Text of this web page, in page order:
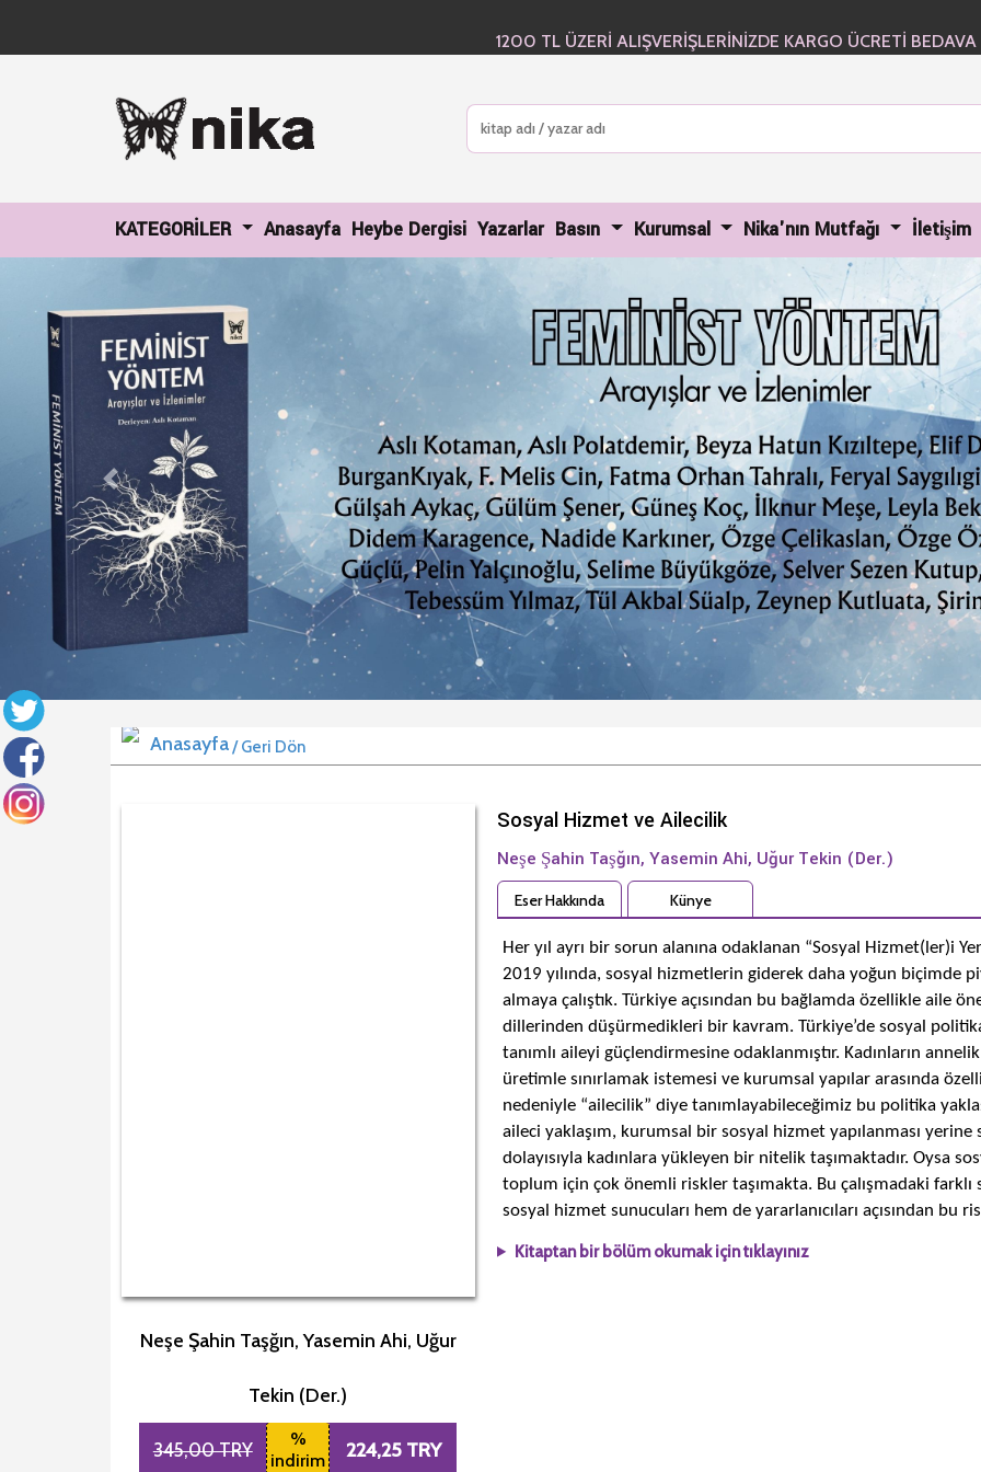
1200 TL ÜZERİ ALIŞVERİŞLERİNİZDE KARGO ÜCRETİ BEDAVA
KATEGORİLER Anasayfa(current)
Heybe Dergisi(current)
Yazarlar Basın Kurumsal Nika'nın Mutfağı İletişim
Previous
/ Geri Dön
Neşe Şahin Taşğın, Yasemin Ahi, Uğur
Tekin (Der.)
345,00 TRY
%
indirim
224,25 TRY
Sosyal Hizmet ve Ailecilik
Neşe Şahin Taşğın, Yasemin Ahi, Uğur Tekin (Der.)
Eser Hakkında Künye
Her yıl ayrı bir sorun alanına odaklanan “Sosyal Hizmet(ler)i
2019 yılında, sosyal hizmetlerin giderek daha yoğun biçimde
almaya çalıştık. Türkiye açısından bu bağlamda özellikle aile
dillerinden düşürmedikleri bir kavram. Türkiye’de sosyal
tanımlı aileyi güçlendirmesine odaklanmıştır. Kadınların
üretimle sınırlamak istemesi ve kurumsal yapılar arasında
nedeniyle “ailecilik” diye tanımlayabileceğimiz bu politika
aileci yaklaşım, kurumsal bir sosyal hizmet yapılanması
dolayısıyla kadınlara yükleyen bir nitelik taşımaktadır. Oysa
toplum için çok önemli riskler taşımakta. Bu çalışmadaki
sosyal hizmet sunucuları hem de yararlanıcıları açısından bu
Kitaptan bir bölüm okumak için tıklayınız